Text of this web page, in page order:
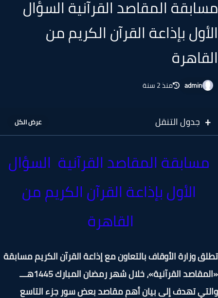
المقاصد القرآنية السؤال
بإذاعة القرآن الكريم من
admin منذ 2 سنة
جدول التنقل
المقاصد القرآنية السؤال
الأول بإذاعة القرآن الكريم من
القاهرة
وزارة الأوقاف بالتعاون مع إذاعة القرآن الكريم مسابقة
«المقاصد القرآنية»، خلال شهر رمضان المبارك 1445هـــ
تهدف إلى بيان أهم مقاصد بعض سور جزء التاسع